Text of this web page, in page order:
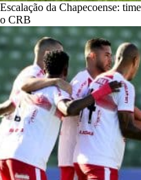
Escalação da Chapecoense:
o CRB